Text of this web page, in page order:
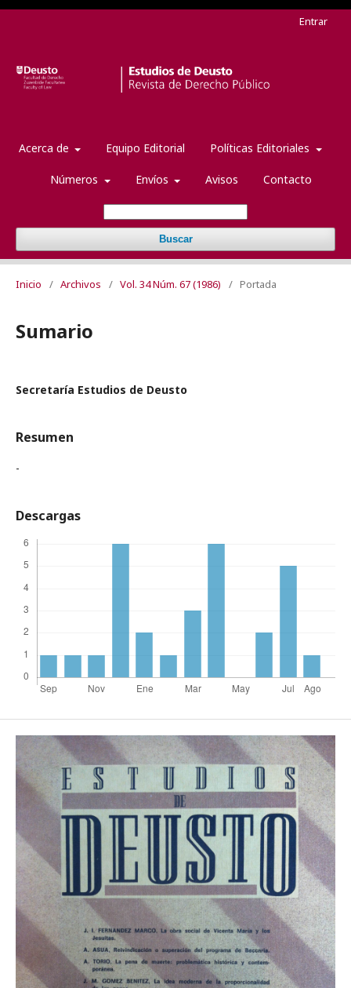
Acerca de Equipo Editorial Políticas Editoriales
Números Envíos Avisos Contacto
Buscar
Entrar
Inicio / Archivos / Vol. 34 Núm. 67 (1986) / Portada
Sumario
Secretaría Estudios de Deusto
Resumen
-
Descargas